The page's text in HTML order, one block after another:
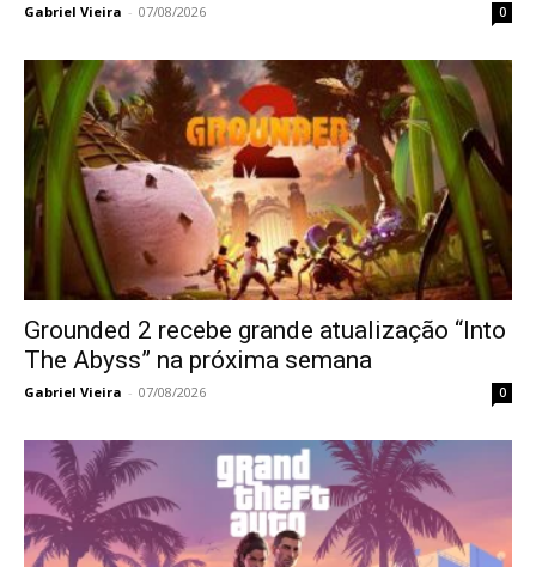
Gabriel Vieira - 07/08/2026 0
Grounded 2 recebe grande atualização “Into
The Abyss” na próxima semana
Gabriel Vieira - 07/08/2026 0